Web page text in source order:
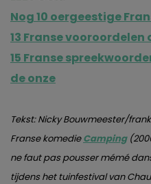
Nog 10 oergeestige
13 Franse
15 Franse
de onze
Tekst: Nicky Bouwmeester/
Franse komedieCamping
ne faut pas pousser mémé
tijdens het tuinfestival van